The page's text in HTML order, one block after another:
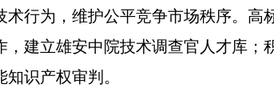
行为，维护公平竞争市场秩序。高
建立雄安中院技术调查官人才库；
识产权审判。